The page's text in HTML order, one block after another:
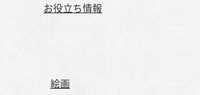
お役立ち情報
絵画